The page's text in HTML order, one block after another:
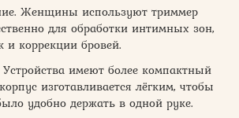
Женщины используют триммер
для обработки интимных зон,
коррекции бровей.
Устройства имеют более компактный
изготавливается лёгким, чтобы
удобно держать в одной руке.